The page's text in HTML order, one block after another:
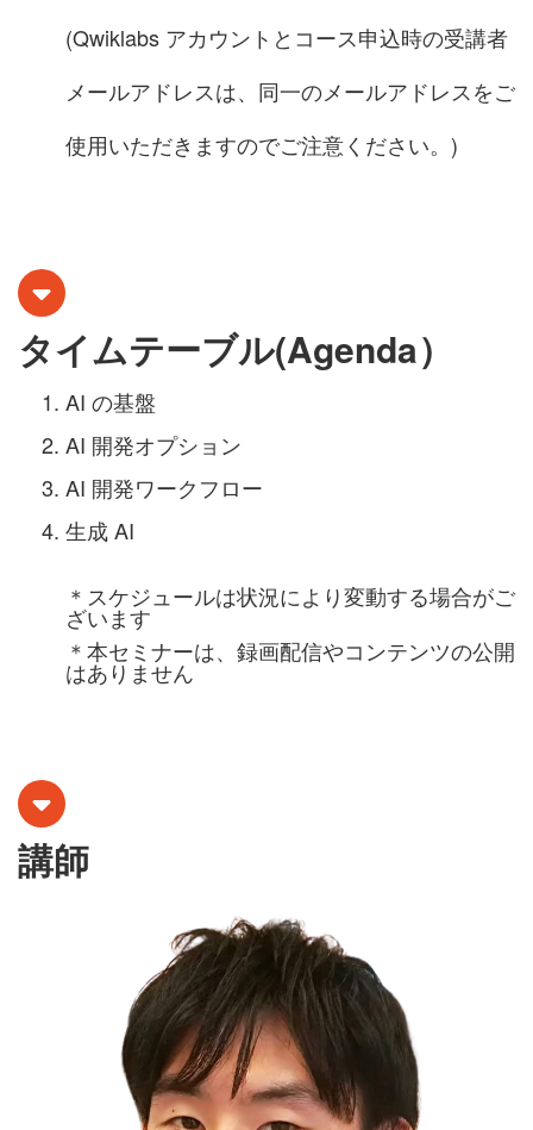
(Qwiklabs アカウントとコース申込時の受講者
メールアドレスは、同一のメールアドレスをご
使用いただきますのでご注意ください。)
タイムテーブル(Agenda）
AI の基盤
AI 開発オプション
AI 開発ワークフロー
生成 AI
＊スケジュールは状況により変動する場合がご
ざいます
＊本セミナーは、録画配信やコンテンツの公開
はありません
講師